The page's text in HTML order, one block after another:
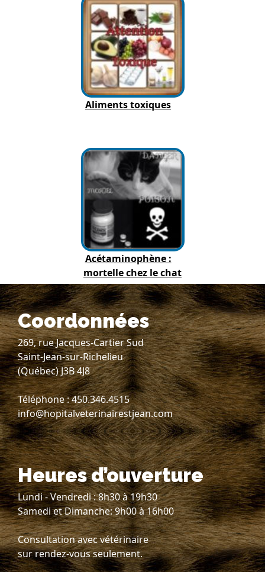
Aliments toxiques
Acétaminophène :
mortelle chez le chat
Coordonnées
269, rue Jacques-Cartier Sud
Saint-Jean-sur-Richelieu
(Québec) J3B 4J8
Téléphone : 450.346.4515
info@hopitalveterinairestjean.com
Heures d’ouverture
Lundi - Vendredi : 8h30 à 19h30
Samedi et Dimanche: 9h00 à 16h00
Consultation avec vétérinaire
sur rendez-vous seulement.